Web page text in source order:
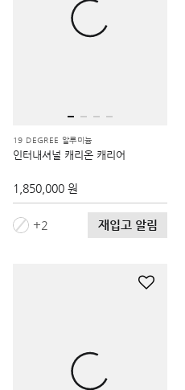
19 DEGREE 알루미늄
인터내셔널 캐리온 캐리어
1,850,000 원
2 재입고 알림